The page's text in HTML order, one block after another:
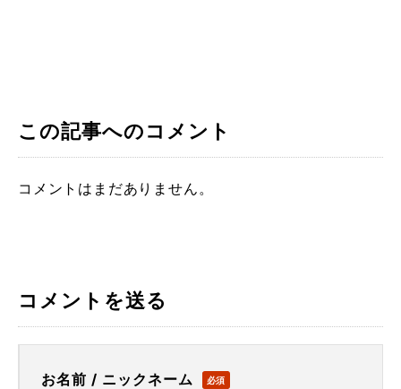
この記事へのコメント
コメントはまだありません。
コメントを送る
お名前 / ニックネーム 必須